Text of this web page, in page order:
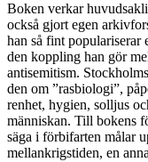
Boken verkar
också gjort egen
han så fint
den koppling han gör
antisemitism.
den om ”rasbiologi”,
renhet, hygien, solljus
människan. Till bokens
säga i förbifarten målar
mellankrigstiden, en